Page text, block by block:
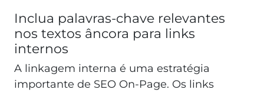
Inclua palavras-chave relevantes
nos textos âncora para links
internos
A linkagem interna é uma estratégia
importante de SEO On-Page. Os links